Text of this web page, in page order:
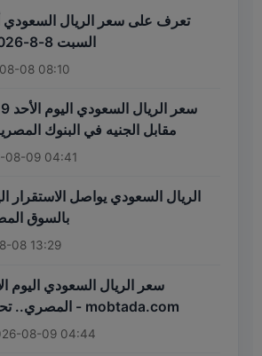
تعرف على سعر الريال السعودي
السبت 8-8-2026 - اليوم السابع
08 08:10
مقابل الجنيه في البنوك
08-09 04:41
الريال السعودي يواصل الاستقرار
بالسوق
08 13:29
سعر الريال السعودي اليوم
المصري.. تحرك جديد بالبنوك - mobtada.com
08-09 04:44